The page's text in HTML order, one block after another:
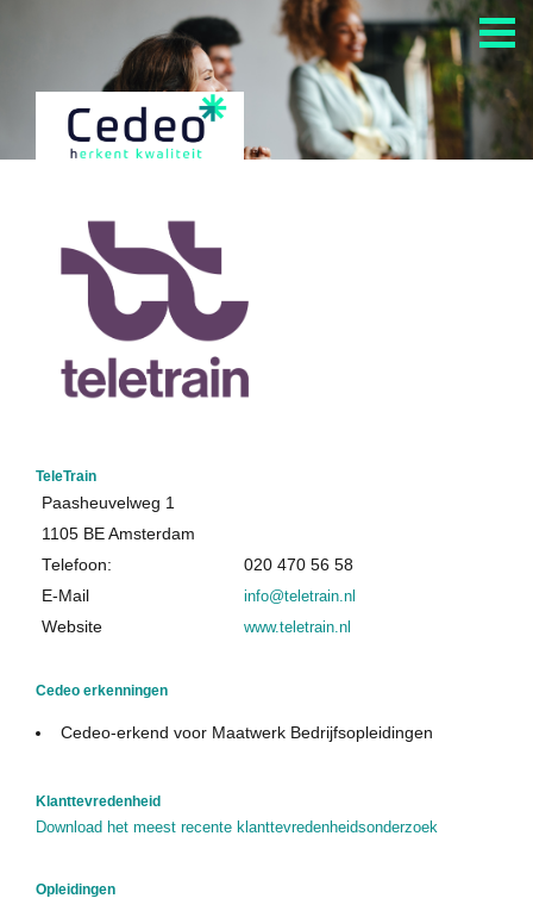
Home
Alle Cedeo-erkende aanbieders
Cedeo en auditing
Informatie over het aanvragen Cedeo-erkenning
De Cedeo-aanpak
Nuttige links
TeleTrain
Paasheuvelweg 1
1105 BE Amsterdam
Telefoon:
020 470 56 58
E-Mail
info@teletrain.nl
Website
www.teletrain.nl
Cedeo erkenningen
Cedeo-erkend voor Maatwerk Bedrijfsopleidingen
Klanttevredenheid
Download het meest recente klanttevredenheidsonderzoek
Opleidingen